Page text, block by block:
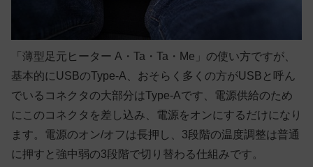
「薄型足元ヒーター A・Ta・Ta・Me」の使い方ですが、
基本的にUSBのType-A、おそらく多くの方がUSBと呼ん
でいるコネクタの大部分はType-Aです、電源供給のため
にこのコネクタを差し込み、電源をオンにするだけになり
ます。電源のオン/オフは長押し、3段階の温度調整は普通
に押すと強中弱の3段階で切り替わる仕組みです。